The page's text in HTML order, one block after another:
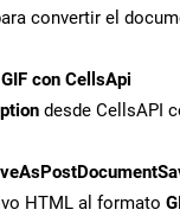
convertir el
con CellsApi
desde CellsAPI
HTML al formato